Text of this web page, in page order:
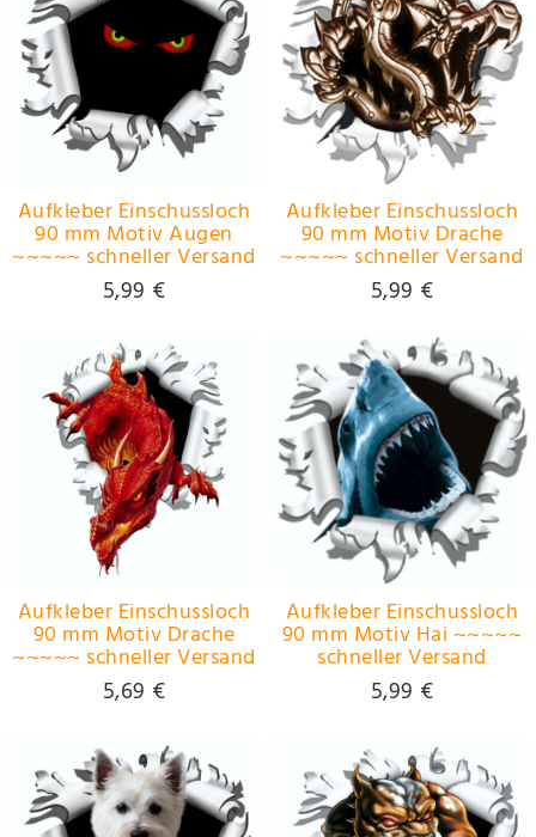
Aufkleber Einschussloch
90 mm Motiv Augen
~~~~~ schneller Versand
innerhalb 24 Stunden
~~~~~
5,99 €
Aufkleber Einschussloch
90 mm Motiv Drache
~~~~~ schneller Versand
innerhalb 24 Stunden
~~~~~
5,99 €
Aufkleber Einschussloch
90 mm Motiv Drache
~~~~~ schneller Versand
innerhalb 24 Stunden
~~~~~
5,69 €
Aufkleber Einschussloch
90 mm Motiv Hai ~~~~~
schneller Versand
innerhalb 24 Stunden
~~~~~
5,99 €